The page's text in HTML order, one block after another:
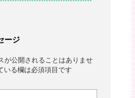
ージ
が公開されることはありませ
いる欄は必須項目です